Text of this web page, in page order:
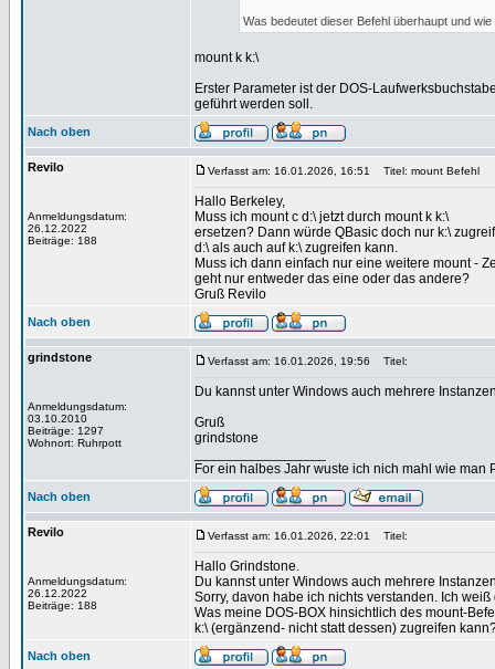
Was bedeutet dieser Befehl überhaupt und
mount k k:\
Erster Parameter ist der DOS-
geführt werden soll.
Nach oben
Revilo
Anmeldungsdatum:
26.12.2022
Beiträge: 188
Verfasst am: 16.01.2026, 16:51 Titel: mount Befehl
Hallo Berkeley,
Muss ich mount c d:\ jetzt durch mount k k:\
ersetzen? Dann würde QBasic doch nur k:\
d:\ als auch auf k:\ zugreifen kann.
Muss ich dann einfach nur eine weitere mount -
geht nur entweder das eine oder das andere?
Gruß Revilo
Nach oben
grindstone
Anmeldungsdatum:
03.10.2010
Beiträge: 1297
Wohnort: Ruhrpott
Verfasst am: 16.01.2026, 19:56 Titel:
Du kannst unter Windows auch mehrere
Gruß
grindstone
For ein halbes Jahr wuste ich nich mahl wie man
Nach oben
Revilo
Anmeldungsdatum:
26.12.2022
Beiträge: 188
Verfasst am: 16.01.2026, 22:01 Titel:
Hallo Grindstone.
Du kannst unter Windows auch mehrere
Sorry, davon habe ich nichts verstanden. Ich
Was meine DOS-BOX hinsichtlich des mount-
k:\ (ergänzend- nicht statt dessen) zugreifen
Nach oben